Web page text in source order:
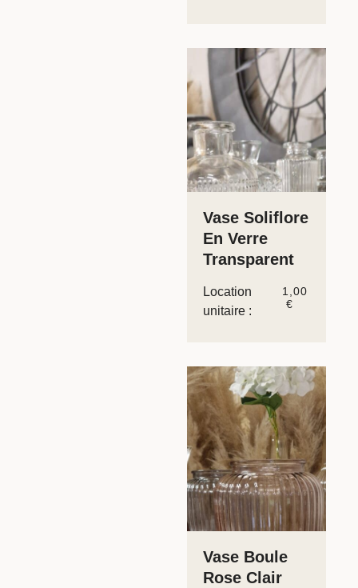
Vase Soliflore
En Verre
Transparent
Location
unitaire :
1,00
€
Vase Boule
Rose Clair